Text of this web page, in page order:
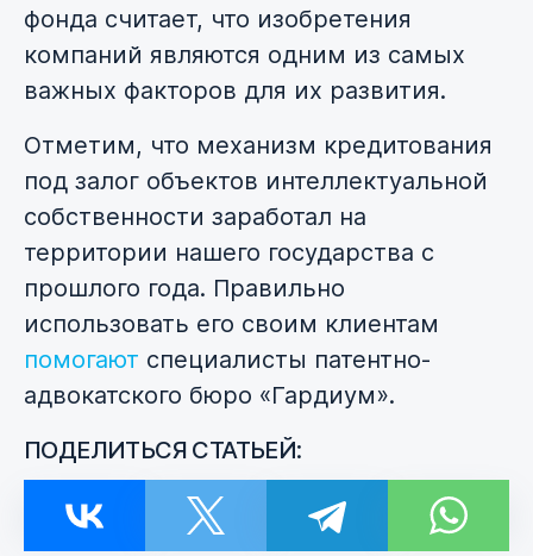
фонда считает, что изобретения
компаний являются одним из самых
важных факторов для их развития.
Отметим, что механизм кредитования
под залог объектов интеллектуальной
собственности заработал на
территории нашего государства с
прошлого года. Правильно
использовать его своим клиентам
помогают специалисты патентно-
адвокатского бюро «Гардиум».
ПОДЕЛИТЬСЯ СТАТЬЕЙ: